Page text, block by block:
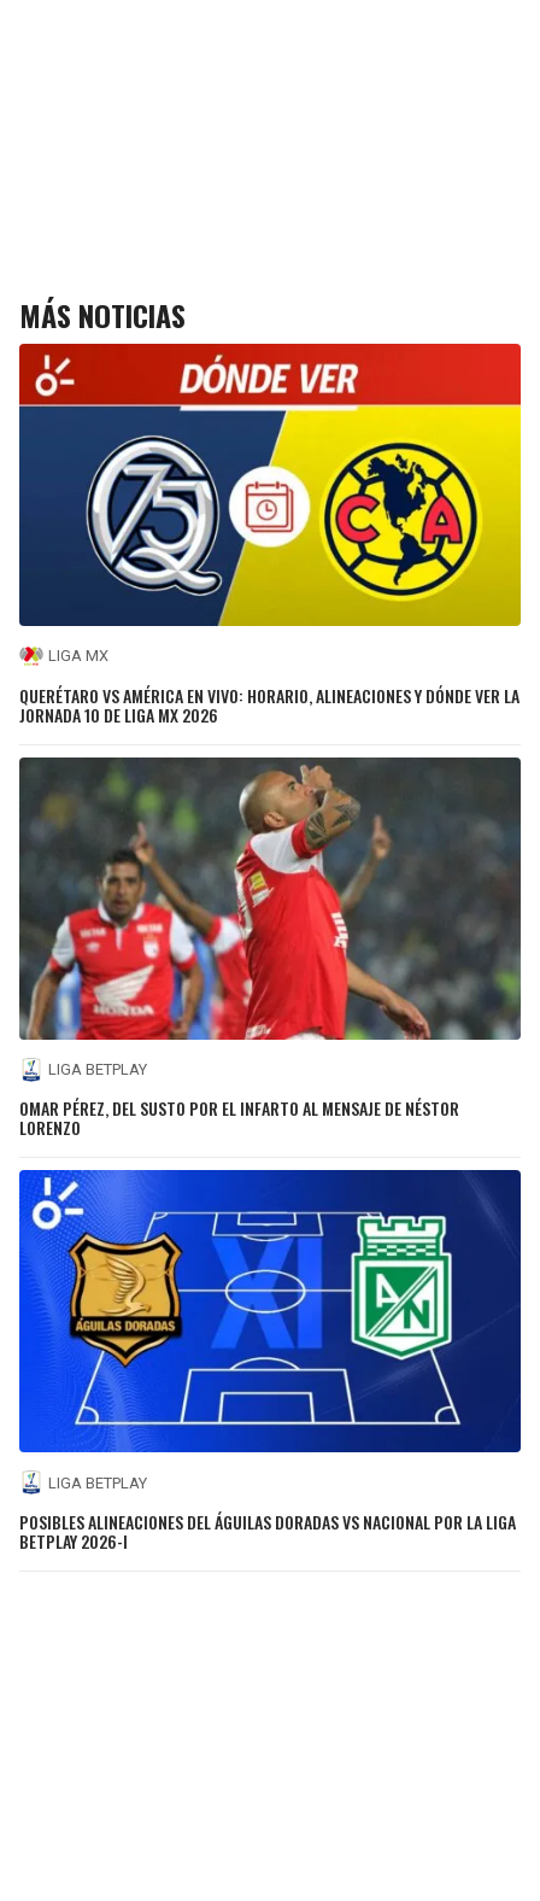
MÁS NOTICIAS
LIGA MX
QUERÉTARO VS AMÉRICA EN VIVO: HORARIO, ALINEACIONES Y DÓNDE VER LA
JORNADA 10 DE LIGA MX 2026
LIGA BETPLAY
OMAR PÉREZ, DEL SUSTO POR EL INFARTO AL MENSAJE DE NÉSTOR
LORENZO
LIGA BETPLAY
POSIBLES ALINEACIONES DEL ÁGUILAS DORADAS VS NACIONAL POR LA LIGA
BETPLAY 2026-I